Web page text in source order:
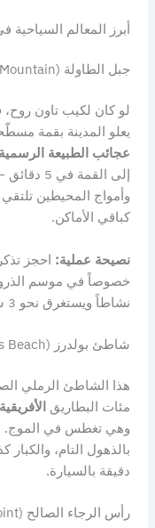
أبرز المعالم السياحية
جبل الطاولة (Table Mountain) — رمز كيب تاون الأبدي
لو كان لكيب تاون
يعلو المدينة بقمة
عجائب الطبيعة
إلى
وأمواج المحيطين
كباقي الأماكن.
نصيحة عملية: احجز
خصوصاً في موسم
نشاطاً ويستغرق نحو 3 ساعات.
شاطئ بولدرز (Boulders Beach) — البطاريق في متناول يدك
هذا الشاطئ الرملي
مئات البطاريق الأفريقية
وهي تغطس في الموج.
دقيقة بالسيارة.
رأس الرجاء الصالح (Cape Point) — نهاية العالم